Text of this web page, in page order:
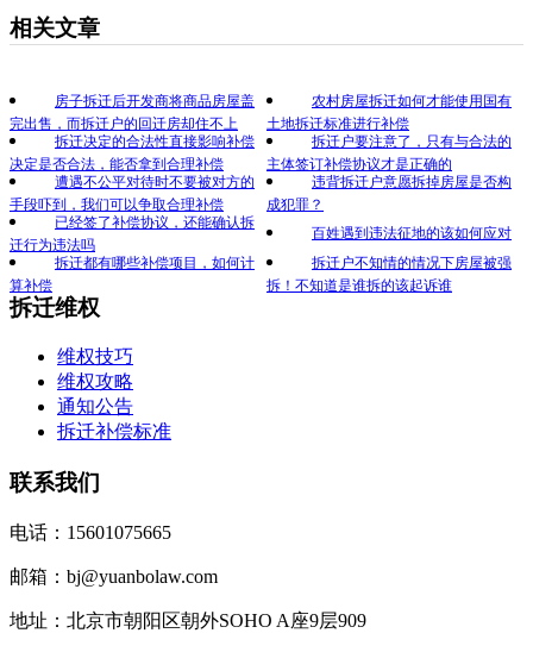
相关文章
房子拆迁后开发商将商品房屋盖
完出售，而拆迁户的回迁房却住不上
农村房屋拆迁如何才能使用国有
土地拆迁标准进行补偿
拆迁决定的合法性直接影响补偿
决定是否合法，能否拿到合理补偿
拆迁户要注意了，只有与合法的
主体签订补偿协议才是正确的
遭遇不公平对待时不要被对方的
手段吓到，我们可以争取合理补偿
违背拆迁户意愿拆掉房屋是否构
成犯罪？
已经签了补偿协议，还能确认拆
迁行为违法吗
百姓遇到违法征地的该如何应对
拆迁都有哪些补偿项目，如何计
算补偿
拆迁户不知情的情况下房屋被强
拆！不知道是谁拆的该起诉谁
拆迁维权
维权技巧
维权攻略
通知公告
拆迁补偿标准
联系我们
电话：15601075665
邮箱：bj@yuanbolaw.com
地址：北京市朝阳区朝外SOHO A座9层909